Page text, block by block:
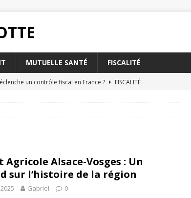
MUTUELLE SANTÉ FISCALITÉ
un contrôle fiscal en France ?
FISCALITÉ
un RIB par mail en toute sécurité ? QUOTIDIEN
Agricole Alsace-Vosges : Un
sur l’histoire de la région
Gabriel 0